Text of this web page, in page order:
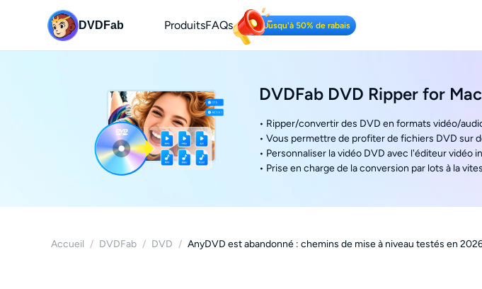
DVDFab ProduitsFAQs Jusqu'à 50% de rabais
DVDFab DVD Ripper for Mac
• Ripper/convertir des DVD en formats vidéo/
• Vous permettre de profiter de fichiers DVD sur
• Personnaliser la vidéo DVD avec l'éditeur vidéo
• Prise en charge de la conversion par lots à la
Accueil / DVDFab / DVD / AnyDVD est abandonné : chemins de mise à niveau testés en